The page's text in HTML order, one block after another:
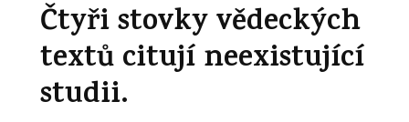
Čtyři stovky vědeckých
textů citují neexistující
studii.